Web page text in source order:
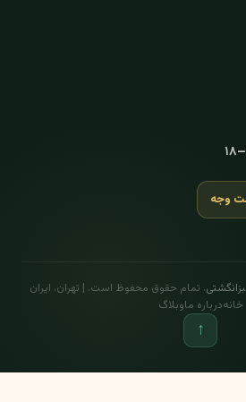
وجه
. تمام حقوق محفوظ است. | تهران، ایران
خانهدرباره ماوبلاگ
↑